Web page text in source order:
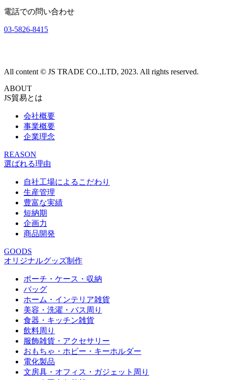
電話での問い合わせ
03-5826-8415
All content © JS TRADE CO.,LTD, 2023. All rights reserved.
ABOUT
JS貿易とは
会社概要
事業概要
企業理念
REASON
選ばれる理由
自社工場によるこだわり
生産管理
豊富な実績
短納期
企画力
商品開発
GOODS
オリジナルグッズ制作
ポーチ・ケース・収納
バッグ
ホーム・インテリア雑貨
美容・洗濯・バス周り
食器・キッチン雑貨
飲料周り
服飾雑貨・アクセサリー
おもちゃ・ホビー・キーホルダー
電化製品
文房具・オフィス・ガジェット周り